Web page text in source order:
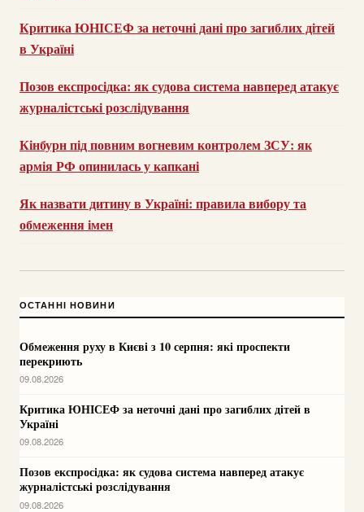
Критика ЮНІСЕФ за неточні дані про загиблих дітей
в Україні
Позов експросідка: як судова система навперед атакує
журналістські розслідування
Кінбурн під повним вогневим контролем ЗСУ: як
армія РФ опинилась у капкані
Як назвати дитину в Україні: правила вибору та
обмеження імен
ОСТАННІ НОВИНИ
Обмеження руху в Києві з 10 серпня: які проспекти
перекриють
09.08.2026
Критика ЮНІСЕФ за неточні дані про загиблих дітей в
Україні
09.08.2026
Позов експросідка: як судова система навперед атакує
журналістські розслідування
09.08.2026